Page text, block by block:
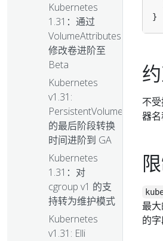
Kubernetes
1.31：通过
VolumeAttributesClass
修改卷进阶至
Beta
Kubernetes
v1.31:
PersistentVolume
的最后阶段转换
时间进阶到 GA
Kubernetes
1.31：对
cgroup v1 的支
持转为维护模式
Kubernetes
v1.31: Elli
不
器
最
的